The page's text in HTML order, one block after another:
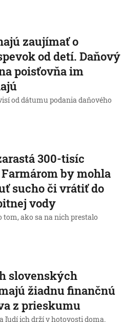
zaujímať o
od detí. Daňový
poisťovňa im
od dátumu podania daňového
300-tisíc
by mohla
sucho či vrátiť do
vody
tom, ako sa na nich prestalo
slovenských
žiadnu finančnú
z prieskumu
ľudí ich drží v hotovosti doma.